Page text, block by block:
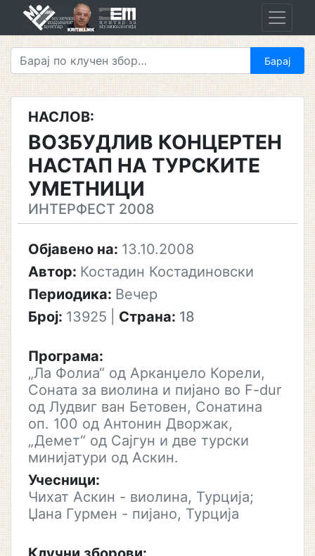
НАСЛОВ:
ВОЗБУДЛИВ КОНЦЕРТЕН
НАСТАП НА ТУРСКИТЕ
УМЕТНИЦИ
ИНТЕРФЕСТ 2008
Објавено на: 13.10.2008
Автор: Костадин Костадиновски
Периодика: Вечер
Број: 13925 Страна: 18
Програма:
„Ла Фолиа“ од Арканџело Корели,
Соната за виолина и пијано во F-dur
од Лудвиг ван Бетовен, Сонатина
оп. 100 од Антонин Дворжак,
„Демет“ од Сајгун и две турски
минијатури од Аскин.
Учесници:
Чихат Аскин - виолина, Турција;
Џана Гурмен - пијано, Турција